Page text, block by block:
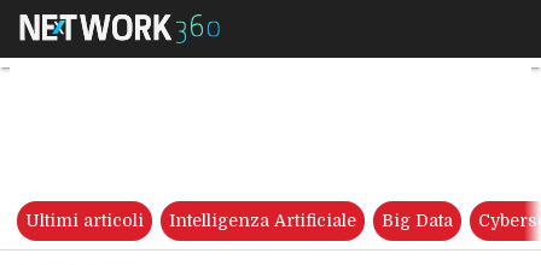
Velocità, centrale per lo
Ultimi articoli Intelligenza Artificiale Big Data